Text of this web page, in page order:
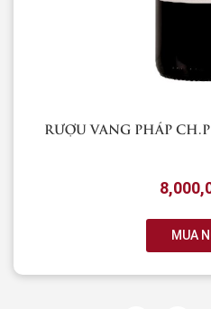
RƯỢU VANG PHÁP
MUA